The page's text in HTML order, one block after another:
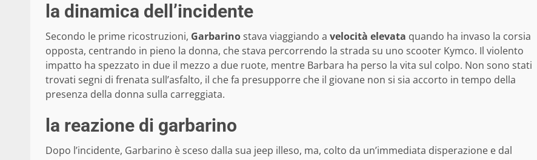
la dinamica dell’incidente
Secondo le prime ricostruzioni, Garbarinostava viaggiando a velocità elevata quando ha invaso la corsia
opposta, centrando in pieno la donna, che stava percorrendo la strada su uno scooter Kymco. Il violento
impatto ha spezzato in due il mezzo a due ruote, mentre Barbara ha perso la vita sul colpo. Non sono stati
trovati segni di frenata sull’asfalto, il che fa presupporre che il giovane non si sia accorto in tempo della
presenza della donna sulla carreggiata.
la reazione di garbarino
Dopo l’incidente, Garbarino è sceso dalla sua jeep illeso, ma, colto da un’immediata disperazione e dal